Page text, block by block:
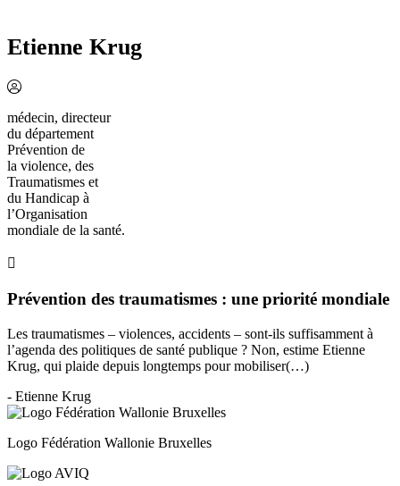
Etienne Krug
médecin, directeur
du département
Prévention de
la violence, des
Traumatismes et
du Handicap à
l’Organisation
mondiale de la santé.
Prévention des traumatismes : une priorité mondiale
Les traumatismes – violences, accidents – sont-ils suffisamment à
l’agenda des politiques de santé publique ? Non, estime Etienne
Krug, qui plaide depuis longtemps pour mobiliser(…)
- Etienne Krug
Logo Fédération Wallonie Bruxelles